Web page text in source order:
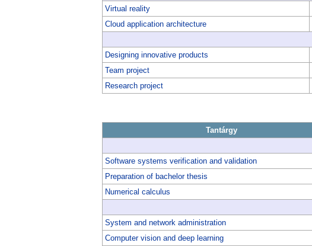
Virtual reality
Cloud application architecture
Designing innovative products
Team project
Research project
Tantárgy
Software systems verification and validation
Preparation of bachelor thesis
Numerical calculus
System and network administration
Computer vision and deep learning